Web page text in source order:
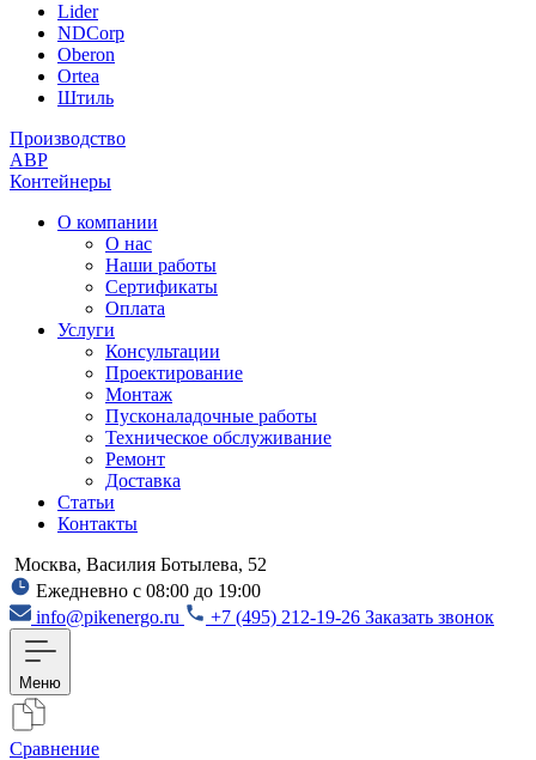
Lider
NDCorp
Oberon
Ortea
Штиль
Производство
АВР
Контейнеры
О компании
О нас
Наши работы
Сертификаты
Оплата
Услуги
Консультации
Проектирование
Монтаж
Пусконаладочные работы
Техническое обслуживание
Ремонт
Доставка
Статьи
Контакты
Москва, Василия Ботылева, 52
Ежедневно с 08:00 до 19:00
info@pikenergo.ru
+7 (495) 212-19-26 Заказать звонок
Меню
Сравнение